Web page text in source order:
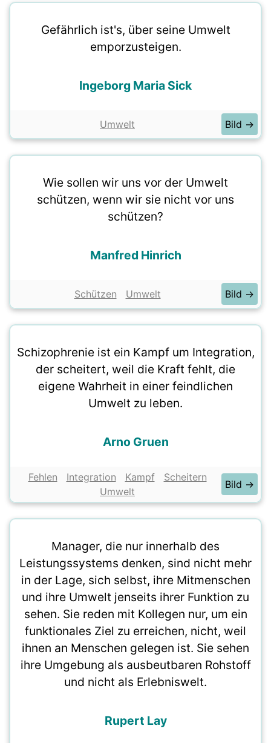
Gefährlich ist's, über seine Umwelt
emporzusteigen.
Ingeborg Maria Sick
Umwelt Bild →
Wie sollen wir uns vor der Umwelt
schützen, wenn wir sie nicht vor uns
schützen?
Manfred Hinrich
Schützen Umwelt Bild →
Schizophrenie ist ein Kampf um Integration,
der scheitert, weil die Kraft fehlt, die
eigene Wahrheit in einer feindlichen
Umwelt zu leben.
Arno Gruen
Fehlen Integration Kampf
Scheitern
Umwelt
Bild →
Manager, die nur innerhalb des
Leistungssystems denken, sind nicht mehr
in der Lage, sich selbst, ihre Mitmenschen
und ihre Umwelt jenseits ihrer Funktion zu
sehen. Sie reden mit Kollegen nur, um ein
funktionales Ziel zu erreichen, nicht, weil
ihnen an Menschen gelegen ist. Sie sehen
ihre Umgebung als ausbeutbaren Rohstoff
und nicht als Erlebniswelt.
Rupert Lay